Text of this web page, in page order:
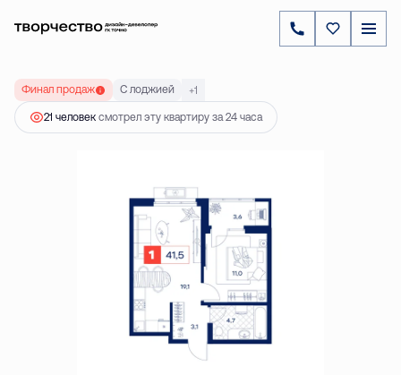
1-комнатная41.5 м 6 970 000 ₽
Финал продаж С лоджией +1
21 человек смотрел эту квартиру за 24 часа